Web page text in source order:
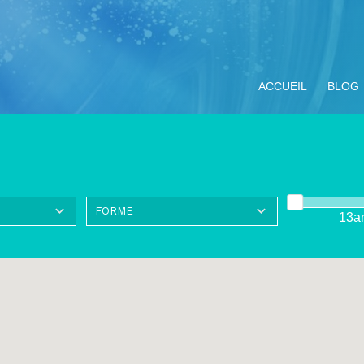
ACCUEIL BLOG
Miracle Eucharistique
Vivre le Jubilé 2025
Nos objectifs TOUS